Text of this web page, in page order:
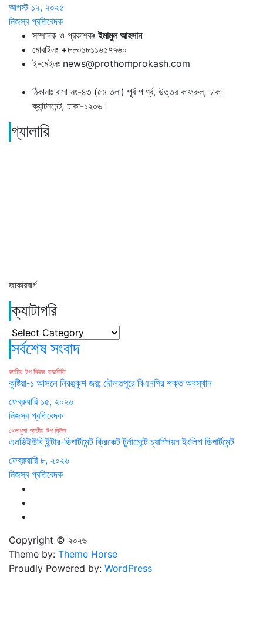
আগস্ট ১২, ২০২৫
নিজস্ব প্রতিবেদক
সম্পাদক ও প্রকাশকঃইমামুল আহসান
মোবাইলঃ +৮৮০১৮১১৬৫৭৭৬০
ই-মেইলঃ news@prothomprokash.com
ঠিকানাঃ বাসা নং-৪৩ (৫ম তলা) পূর্ব পার্শ্ব, উত্তর কাফরুল, ঢাকা
ক্যান্টনমেন্ট, ঢাকা-১২০৬।
গ্যালারি
জাকারবার্গ
ক্যাটাগরি
ক্যাটাগরি
সর্বশেষ সংবাদ
জাতীয় টপ নিউজ রাজনীতি
কুষ্টিয়া-১ আসনে নিরঙ্কুশ জয়; দৌলতপুরে বিএনপির শক্ত অবস্থান
ফেব্রুয়ারি ১৫, ২০২৬
নিজস্ব প্রতিবেদক
খেলাধুলা জাতীয় টপ নিউজ
এনডিইউবি ইন্টার-ডিপার্টমেন্ট ক্রিকেট টুর্নামেন্টে চ্যাম্পিয়ন ইংলিশ ডিপার্টমেন্ট
ফেব্রুয়ারি ৮, ২০২৬
নিজস্ব প্রতিবেদক
Copyright © ২০২৬
Theme by: Theme Horse
Proudly Powered by: WordPress